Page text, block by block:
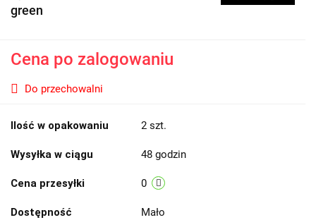
green
Cena po zalogowaniu
Do przechowalni
Ilość w opakowaniu 2 szt.
Wysyłka w ciągu 48 godzin
Cena przesyłki 0
Dostępność Mało